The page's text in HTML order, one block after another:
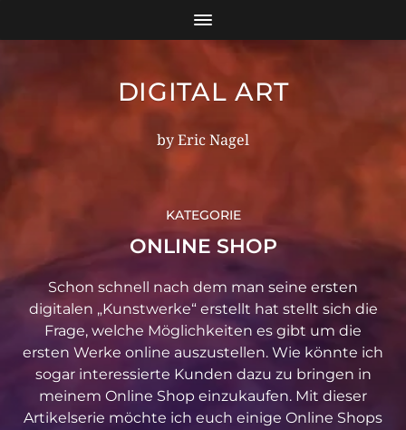
DIGITAL ART
by Eric Nagel
KATEGORIE
ONLINE SHOP
Schon schnell nach dem man seine ersten
digitalen „Kunstwerke“ erstellt hat stellt sich die
Frage, welche Möglichkeiten es gibt um die
ersten Werke online auszustellen. Wie könnte ich
sogar interessierte Kunden dazu zu bringen in
meinem Online Shop einzukaufen. Mit dieser
Artikelserie möchte ich euch einige Online Shops